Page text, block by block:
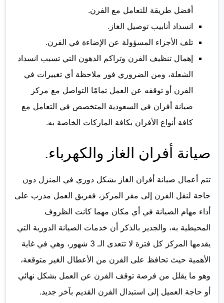
أفضل طريقة للتعامل مع الفرن.
انسداد أنابيب توصيل الغاز.
تلف الأجزاء المسؤولة عن الإضاءة في الفرن.
إهمال تنظيف الفرن وتراكم الدهون التي تسبب انسداد
الشعلة، ومن الضروري فور ملاحظة أي تغييرات في
الفرن أو توقفه عن العمل تمامًا التواصل مع مركز
صيانة أفران في السعودية المتخصص في التعامل مع
كافة أنواع الأفران بكافة الماركات الخاصة به.
صيانة أفران الغاز والكهرباء.
تتم أعمال صيانة أفران الغاز بشكل دوري في المنزل دون
حاجة لنقل الفرن إلى مقر المركز، ففريق العمل مدرب على
أداء مهام الصيانة في أي مكان مهما كانت الظروف
المحيطية به، والجدير بالذكر أن خدمات الصيانة الدورية التي
يقدمها المركز كل فترة لا تتعدى الـ 3 شهور، وهي في غاية
الأهمية حيث تحافظ على الفرن من الأعطال الغير متوقعة،
وهو ما يقلل من فرصة توقف الفرن عن العمل بشكل نهائي
أو حاجة العميل إلى استبدال الفرن القديم بآخر جديد.